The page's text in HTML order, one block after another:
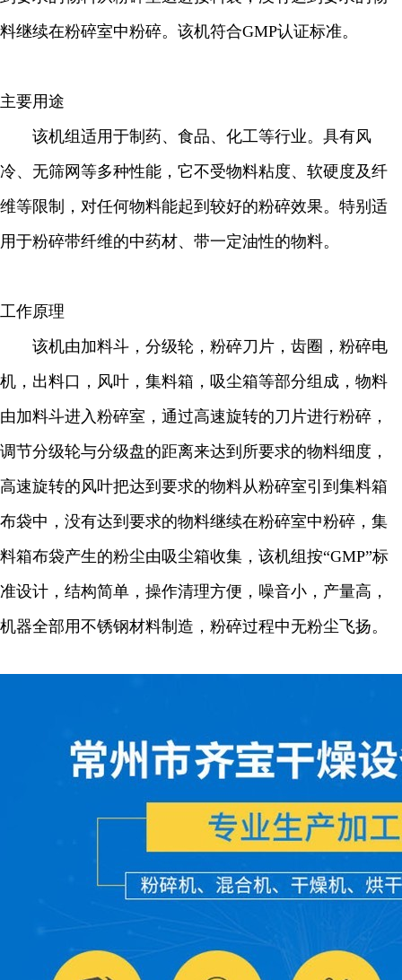
料继续在粉碎室中粉碎。该机符合GMP认证标准。
主要用途
该机组适用于制药、食品、化工等行业。具有风
冷、无筛网等多种性能，它不受物料粘度、软硬度及纤
维等限制，对任何物料能起到较好的粉碎效果。特别适
用于粉碎带纤维的中药材、带一定油性的物料。
工作原理
该机由加料斗，分级轮，粉碎刀片，齿圈，粉碎电
机，出料口，风叶，集料箱，吸尘箱等部分组成，物料
由加料斗进入粉碎室，通过高速旋转的刀片进行粉碎，
调节分级轮与分级盘的距离来达到所要求的物料细度，
高速旋转的风叶把达到要求的物料从粉碎室引到集料箱
布袋中，没有达到要求的物料继续在粉碎室中粉碎，集
料箱布袋产生的粉尘由吸尘箱收集，该机组按“GMP”标
准设计，结构简单，操作清理方便，噪音小，产量高，
机器全部用不锈钢材料制造，粉碎过程中无粉尘飞扬。